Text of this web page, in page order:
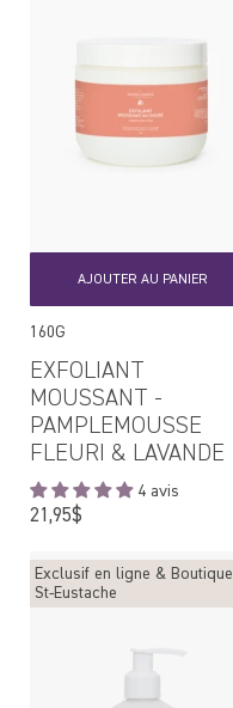
AJOUTER AU PANIER
160G
EXFOLIANT
MOUSSANT -
PAMPLEMOUSSE
FLEURI & LAVANDE
4 avis
21,95$Prix
Exclusif en ligne & Boutique
St-Eustache